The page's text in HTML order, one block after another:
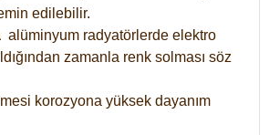
edilebilir.
alüminyum radyatörlerde elektro
zamanla renk solması söz
korozyona yüksek dayanım